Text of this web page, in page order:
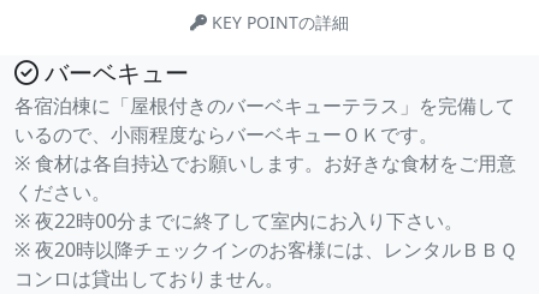
KEY POINTの詳細
バーベキュー
各宿泊棟に「屋根付きのバーベキューテラス」を完備して
いるので、小雨程度ならバーベキューＯＫです。
※ 食材は各自持込でお願いします。お好きな食材をご用意
ください。
※ 夜22時00分までに終了して室内にお入り下さい。
※ 夜20時以降チェックインのお客様には、レンタルＢＢＱ
コンロは貸出しておりません。